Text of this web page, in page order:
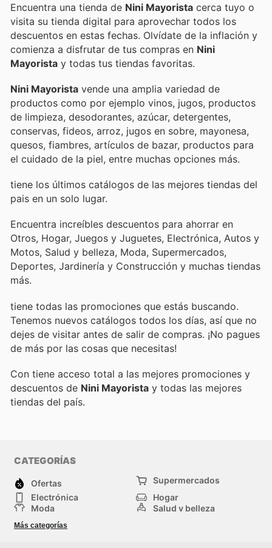
Encuentra una tienda de Nini Mayorista cerca tuyo o
visita su tienda digital para aprovechar todos los
descuentos en estas fechas. Olvídate de la inflación y
comienza a disfrutar de tus compras en Nini
Mayorista y todas tus tiendas favoritas.
Nini Mayorista vende una amplia variedad de
productos como por ejemplo vinos, jugos, productos
de limpieza, desodorantes, azúcar, detergentes,
conservas, fideos, arroz, jugos en sobre, mayonesa,
quesos, fiambres, artículos de bazar, productos para
el cuidado de la piel, entre muchas opciones más.
tiene los últimos catálogos de las mejores tiendas del
pais en un solo lugar.
Encuentra increíbles descuentos para ahorrar en
Otros, Hogar, Juegos y Juguetes, Electrónica, Autos y
Motos, Salud y belleza, Moda, Supermercados,
Deportes, Jardinería y Construcción y muchas tiendas
más.
tiene todas las promociones que estás buscando.
Tenemos nuevos catálogos todos los días, así que no
dejes de visitar antes de salir de compras. ¡No pagues
de más por las cosas que necesitas!
Con tiene acceso total a las mejores promociones y
descuentos de Nini Mayorista y todas las mejores
tiendas del país.
CATEGORÍAS
Ofertas
Supermercados
Electrónica
Hogar
Moda
Salud y belleza
Deportes
Más categorías